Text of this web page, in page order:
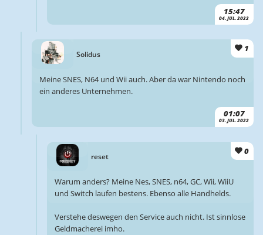
15:47
04. JUL. 2022
Solidus
1
01:07
03. JUL. 2022
Meine SNES, N64 und Wii auch. Aber da war Nintendo noch
ein anderes Unternehmen.
reset
0
Warum anders? Meine Nes, SNES, n64, GC, Wii, WiiU
und Switch laufen bestens. Ebenso alle Handhelds.
Verstehe deswegen den Service auch nicht. Ist sinnlose
Geldmacherei imho.